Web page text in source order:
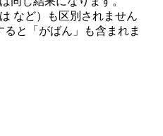
など）も区別されません
と「がばん」も含まれま